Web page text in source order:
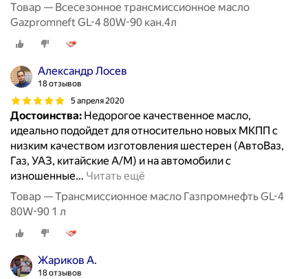
Товар — Всесезонное трансмиссионное масло
Gazpromneft GL-4 80W-90 кан.4л
Александр Лосев
18 отзывов
5 апреля 2020
Достоинства: Недорогое качественное масло,
идеально подойдет для относительно новых МКПП с
низким качеством изготовления шестерен (АвтоВаз,
Газ, УАЗ, китайские А/М) и на автомобили с
изношенные… Читать ещё
Товар — Трансмиссионное масло Газпромнефть GL-4
80W-90 1 л
Жариков А.
18 отзывов